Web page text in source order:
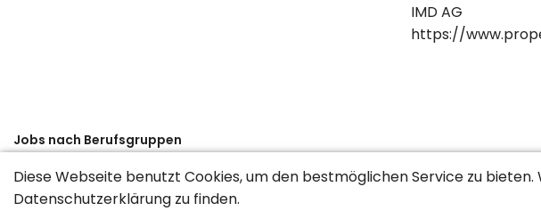
IMD AG
https://
Jobs nach Berufsgruppen
Administration / HR / Consulting / CEO
Banking / Versicherungswesen
Fahrzeuge / Handwerk / Lager / Transport
Diese Webseite benutzt Cookies, um den bestmöglichen Service zu
Datenschutzerklärung zu finden.